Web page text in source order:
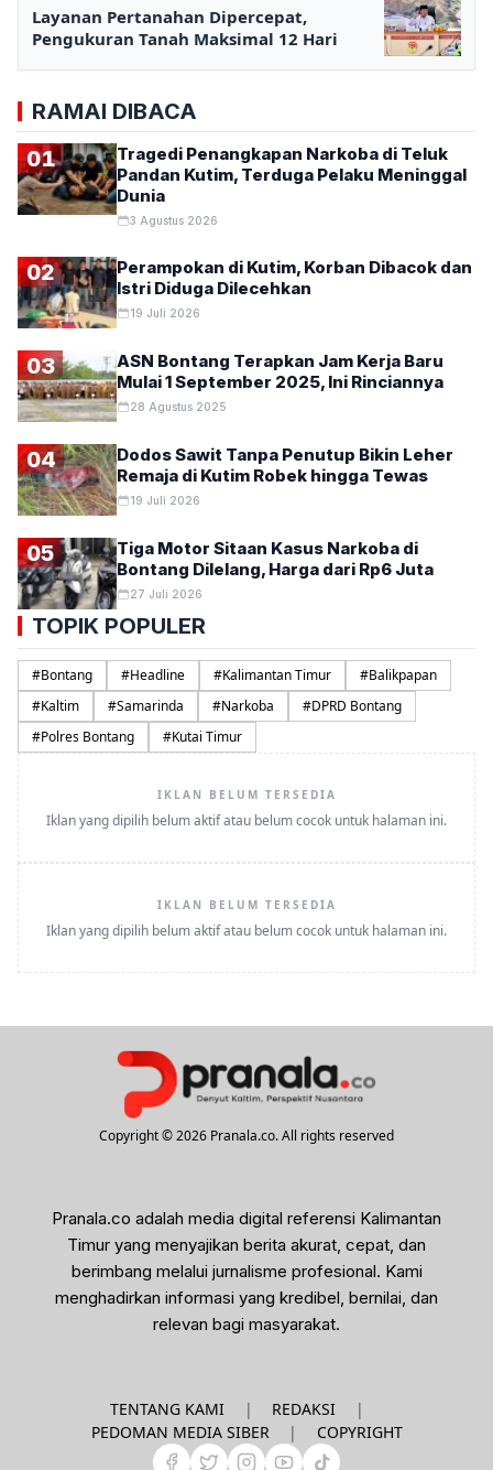
Layanan Pertanahan Dipercepat,
Pengukuran Tanah Maksimal 12 Hari
RAMAI DIBACA
01
Tragedi Penangkapan Narkoba di Teluk
Pandan Kutim, Terduga Pelaku Meninggal
Dunia
3 Agustus 2026
02
Perampokan di Kutim, Korban Dibacok dan
Istri Diduga Dilecehkan
19 Juli 2026
03
ASN Bontang Terapkan Jam Kerja Baru
Mulai 1 September 2025, Ini Rinciannya
28 Agustus 2025
04
Dodos Sawit Tanpa Penutup Bikin Leher
Remaja di Kutim Robek hingga Tewas
19 Juli 2026
05
Tiga Motor Sitaan Kasus Narkoba di
Bontang Dilelang, Harga dari Rp6 Juta
27 Juli 2026
TOPIK POPULER
#Bontang #Headline #Kalimantan Timur #Balikpapan
#Kaltim #Samarinda #Narkoba #DPRD Bontang
#Polres Bontang #Kutai Timur
IKLAN BELUM TERSEDIA
Iklan yang dipilih belum aktif atau belum cocok untuk halaman ini.
IKLAN BELUM TERSEDIA
Iklan yang dipilih belum aktif atau belum cocok untuk halaman ini.
Copyright © 2026 Pranala.co. All rights reserved
Pranala.co adalah media digital referensi Kalimantan
Timur yang menyajikan berita akurat, cepat, dan
berimbang melalui jurnalisme profesional. Kami
menghadirkan informasi yang kredibel, bernilai, dan
relevan bagi masyarakat.
TENTANG KAMI | REDAKSI
|
PEDOMAN MEDIA SIBER
| COPYRIGHT